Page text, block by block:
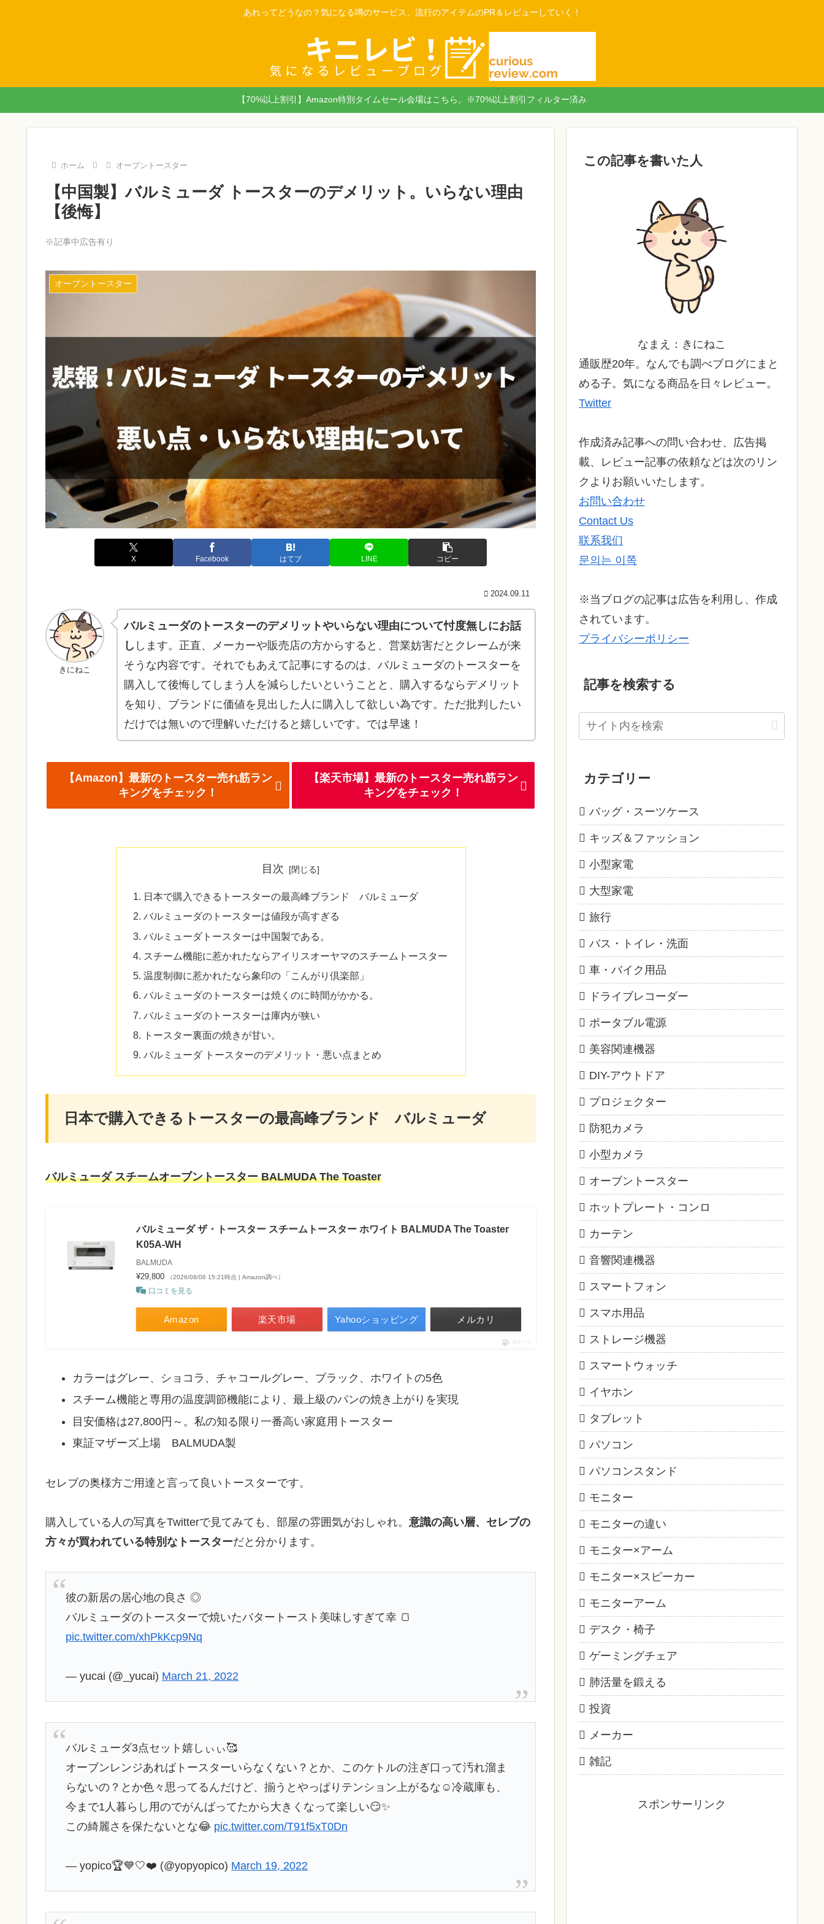
あれってどうなの？気になる噂のサービス、流行のアイテムのPR＆レビューしていく！
【70%以上割引】Amazon特別タイムセール会場はこちら。※70%以上割引フィルター済み
ホーム オーブントースター
【中国製】バルミューダ トースターのデメリット。いらない理由
【後悔】
※記事中広告有り
オーブントースター
X Facebook はてブ LINE コピー
2024.09.11
きにねこ
バルミューダのトースターのデメリットやいらない理由について忖度無しにお話
し します。正直、メーカーや販売店の方からすると、営業妨害だとクレームが来
そうな内容です。それでもあえて記事にするのは、バルミューダのトースターを
購入して後悔してしまう人を減らしたいということと、購入するならデメリット
を知り、ブランドに価値を見出した人に購入して欲しい為です。ただ批判したい
だけでは無いので理解いただけると嬉しいです。では早速！
【Amazon】最新のトースター売れ筋ラン
キングをチェック！
【楽天市場】最新のトースター売れ筋ラン
キングをチェック！
目次
日本で購入できるトースターの最高峰ブランド バルミューダ
バルミューダのトースターは値段が高すぎる
バルミューダトースターは中国製である。
スチーム機能に惹かれたならアイリスオーヤマのスチームトースター
温度制御に惹かれたなら象印の「こんがり倶楽部」
バルミューダのトースターは焼くのに時間がかかる。
バルミューダのトースターは庫内が狭い
トースター裏面の焼きが甘い。
バルミューダ トースターのデメリット・悪い点まとめ
日本で購入できるトースターの最高峰ブランド バルミューダ
バルミューダ スチームオーブントースター BALMUDA The Toaster
バルミューダ ザ・トースター スチームトースター ホワイト BALMUDA The Toaster
K05A-WH
BALMUDA
¥29,800 （2026/08/06 15:21時点 | Amazon調べ）
口コミを見る
Amazon 楽天市場 Yahooショッピング メルカリ
ポチップ
カラーはグレー、ショコラ、チャコールグレー、ブラック、ホワイトの5色
スチーム機能と専用の温度調節機能により、最上級のパンの焼き上がりを実現
目安価格は27,800円～。私の知る限り一番高い家庭用トースター
東証マザーズ上場 BALMUDA製
セレブの奥様方ご用達と言って良いトースターです。
購入している人の写真をTwitterで見てみても、部屋の雰囲気がおしゃれ。 意識の高い層、セレブの
方々が買われている特別なトースターだと分かります。
彼の新居の居心地の良さ ◎
バルミューダのトースターで焼いたバタートースト美味しすぎて幸 🍞
pic.twitter.com/xhPkKcp9Nq
— yucai (@_yucai) March 21, 2022
バルミューダ3点セット嬉しぃぃ🥰
オーブンレンジあればトースターいらなくない？とか、このケトルの注ぎ口って汚れ溜ま
らないの？とか色々思ってるんだけど、揃うとやっぱりテンション上がるな☺️冷蔵庫も、
今まで1人暮らし用のでがんばってたから大きくなって楽しい😏✨
この綺麗さを保たないとな😂 pic.twitter.com/T91f5xT0Dn
— yopico🏆💙🤍❤️ (@yopyopico) March 19, 2022
この記事を書いた人
なまえ：きにねこ
通販歴20年。なんでも調べブログにまと
める子。気になる商品を日々レビュー。
Twitter
作成済み記事への問い合わせ、広告掲
載、レビュー記事の依頼などは次のリン
クよりお願いいたします。
お問い合わせ
Contact Us
联系我们
문의는 이쪽
※当ブログの記事は広告を利用し、作成
されています。
プライバシーポリシー
記事を検索する
カテゴリー
バッグ・スーツケース
キッズ＆ファッション
小型家電
大型家電
旅行
バス・トイレ・洗面
車・バイク用品
ドライブレコーダー
ポータブル電源
美容関連機器
DIY-アウトドア
プロジェクター
防犯カメラ
小型カメラ
オーブントースター
ホットプレート・コンロ
カーテン
音響関連機器
スマートフォン
スマホ用品
ストレージ機器
スマートウォッチ
イヤホン
タブレット
パソコン
パソコンスタンド
モニター
モニターの違い
モニター×アーム
モニター×スピーカー
モニターアーム
デスク・椅子
ゲーミングチェア
肺活量を鍛える
投資
メーカー
雑記
スポンサーリンク